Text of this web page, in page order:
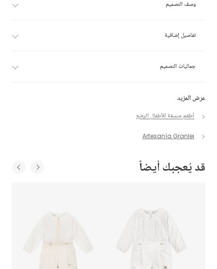
عرض المزيد
أطقم منسقة للأطفال الرضع
Artesanía Granlei
وصف التصميم
تفاصيل إضافية
جماليات التصميم
قد يُعجبك أيضاً